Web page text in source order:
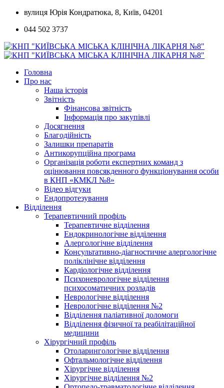
Skip
content
вулиця Юрія Кондратюка, 8, Київ, 04201
044 502 3737
Головна
Про нас
Наша історія
Звітність
Фінансова звітність
Інформація про закупівлі
Досягнення
Благодійність
Залишки препаратів
Антикорупційна програма
Організація роботи експертних команд з
оцінювання повсякденного функціонування особи
в КНП «КМКЛ №8»
Відео відгуки
Ендопротезування
Відділення
Терапевтичний профіль
Терапевтичне відділення
Ендокринологічне відділення
Алергологічне відділення
Консультативно-діагностичне алергологічне
поліклінічне відділення
Кардіологічне відділення
Психоневрологічне відділення
психосоматичних розладів
Неврологічне відділення
Неврологічне відділення №2
Відділення паліативної доломоги
Відділення фізичної та реабілітаційної
медицини
Хірургічний профіль
Отоларингологічне відділення
Офтальмологічне відділення
Хірургічне відділення
Хірургічне відділення №2